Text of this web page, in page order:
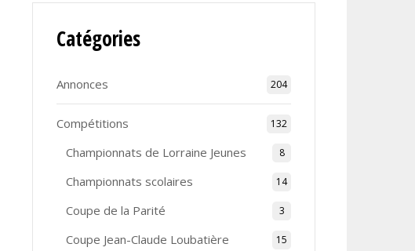
Catégories
Annonces 204
Compétitions 132
Championnats de Lorraine Jeunes 8
Championnats scolaires 14
Coupe de la Parité 3
Coupe Jean-Claude Loubatière 15